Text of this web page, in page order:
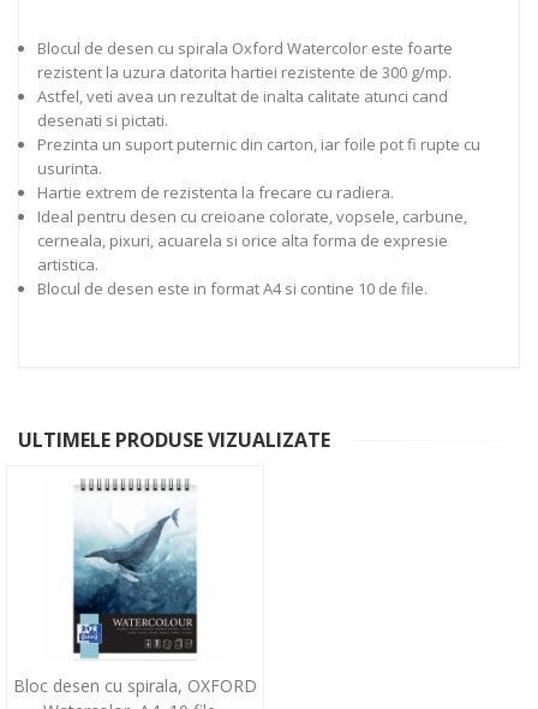
Blocul de desen cu spirala Oxford Watercolor este foarte
rezistent la uzura datorita hartiei rezistente de 300 g/mp.
Astfel, veti avea un rezultat de inalta calitate atunci cand
desenati si pictati.
Prezinta un suport puternic din carton, iar foile pot fi rupte cu
usurinta.
Hartie extrem de rezistenta la frecare cu radiera.
Ideal pentru desen cu creioane colorate, vopsele, carbune,
cerneala, pixuri, acuarela si orice alta forma de expresie
artistica.
Blocul de desen este in format A4 si contine 10 de file.
ULTIMELE PRODUSE VIZUALIZATE
Bloc desen cu spirala, OXFORD